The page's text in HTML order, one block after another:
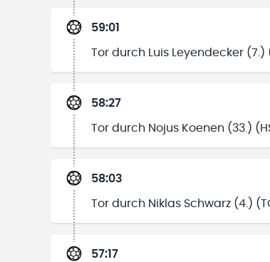
59:01
Tor durch Luis Leyendecker (7.)
58:27
Tor durch Nojus Koenen (33.)
58:03
Tor durch Niklas Schwarz (4.)
57:17